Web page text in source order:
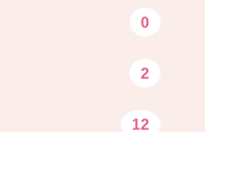
0
2
12